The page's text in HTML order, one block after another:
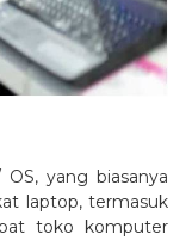
yang biasanya
laptop, termasuk
toko komputer